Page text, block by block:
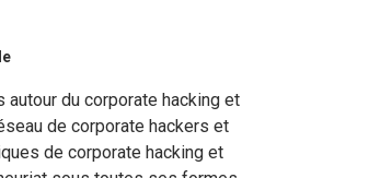
du corporate hacking et
de corporate hackers et
de corporate hacking et